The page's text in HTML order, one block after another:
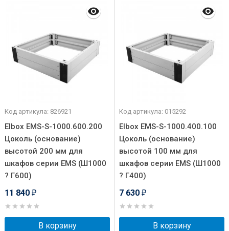
Код артикула: 826921
Elbox EMS-S-1000.600.200
Цоколь (основание)
высотой 200 мм для
шкафов серии EMS (Ш1000
? Г600)
11 840 ₽
В корзину
Код артикула: 015292
Elbox EMS-S-1000.400.100
Цоколь (основание)
высотой 100 мм для
шкафов серии EMS (Ш1000
? Г400)
7 630 ₽
В корзину